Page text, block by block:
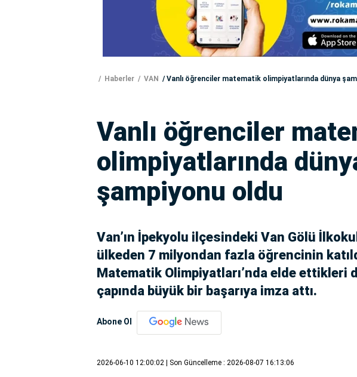
Haberler VAN Vanlı öğrenciler matematik olimpiyatlarında dünya
Vanlı öğrenciler
olimpiyatlarında
şampiyonu oldu
Van’ın İpekyolu ilçesindeki Van Gölü
ülkeden 7 milyondan fazla öğrencinin
Matematik Olimpiyatları’nda elde ettikleri
çapında büyük bir başarıya imza attı.
Abone Ol
2026-06-10 12:00:02 | Son Güncelleme : 2026-08-07 16:13:06